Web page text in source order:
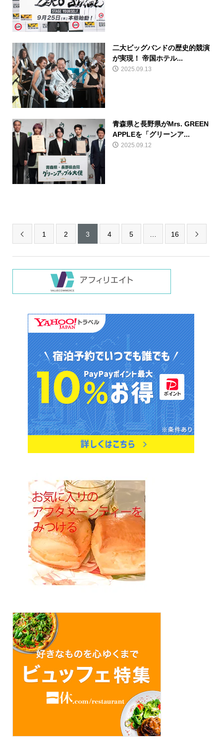
二大ビッグバンドの歴史的競演
が実現！ 帝国ホテル...
2025.09.13
青森県と長野県がMrs. GREEN
APPLEを「グリーンア...
2025.09.12
 1 2 3 4 5 16 